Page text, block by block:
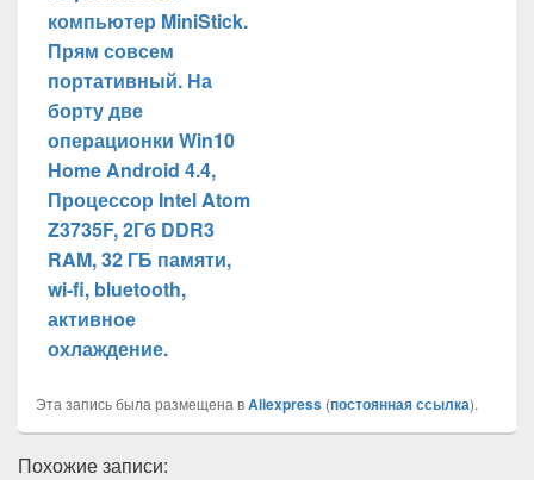
компьютер MiniStick.
Прям совсем
портативный. На
борту две
операционки Win10
Home Android 4.4,
Процессор Intel Atom
Z3735F, 2Гб DDR3
RAM, 32 ГБ памяти,
wi-fi, bluetooth,
активное
охлаждение.
Эта запись была размещена вAliexpress (постоянная ссылка).
Похожие записи: